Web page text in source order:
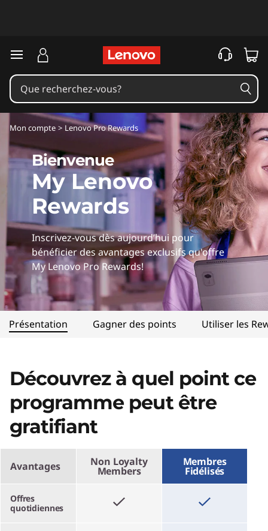
passer au contenu principal
Mon compte > Lenovo Pro Rewards
Bienvenue
My Lenovo
Rewards
Inscrivez-vous dès aujourd’hui pour
bénéficier des avantages exclusifs qu'offre
My Lenovo Pro Rewards!
Présentation Gagner des points Utiliser les
Découvrez à quel point ce
programme peut être
gratifiant
Avantages Non Loyalty
Members
Membres
Fidélisés
Offres
quotidiennes